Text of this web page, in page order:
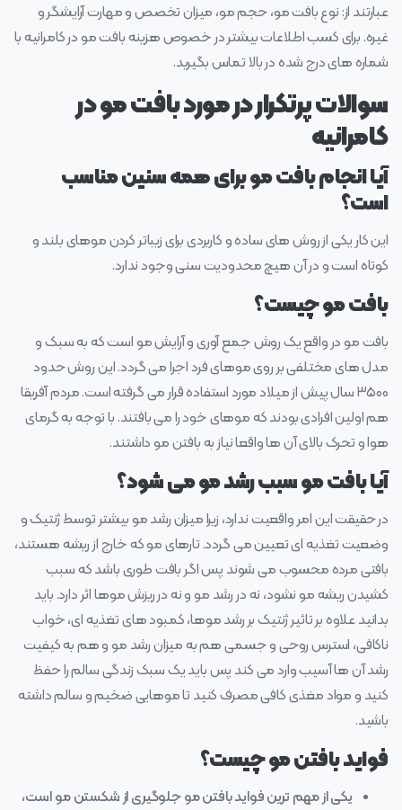
عبارتند از: نوع بافت مو، حجم مو، میزان تخصص و مهارت آرایشگر و
غیره. برای کسب اطلاعات بیشتر در خصوص هزینه بافت مو در کامرانیه با
شماره های درج شده در بالا تماس بگیرید.
سوالات پرتکرار در مورد بافت مو در
کامرانیه
آیا انجام بافت مو برای همه سنین مناسب
است؟
این کار یکی از روش‌ های ساده و کاربردی برای زیباتر کردن موهای بلند و
کوتاه است و در آن هیچ محدودیت سنی وجود ندارد.
بافت مو چیست؟
بافت مو در واقع یک روش جمع آوری و آرایش مو است که به سبک و
مدل‌ های مختلفی بر روی موهای فرد اجرا می‌ گردد. این روش حدود
۳۵۰۰ سال پیش از میلاد مورد استفاده قرار می‌ گرفته است. مردم آفریقا
هم اولین افرادی بودند که موهای خود را می‌ بافتند. با توجه به گرمای
هوا و تحرک بالای آن ها واقعا نیاز به بافتن مو داشتند.
آیا بافت مو سبب رشد مو می شود؟
در حقیقت این امر واقعیت ندارد، زیرا میزان رشد مو بیشتر توسط ژنتیک و
وضعیت تغذیه ای تعیین می گردد. تارهای مو که خارج از ریشه هستند،
بافتی مرده محسوب می شوند پس اگر بافت طوری باشد که سبب
کشیدن ریشه مو نشود، نه در رشد مو و نه در ریزش موها اثر دارد. باید
بدانید علاوه بر تاثیر ژنتیک بر رشد موها، کمبود های تغذیه ای، خواب
ناکافی، استرس روحی و جسمی هم به میزان رشد مو و هم به کیفیت
رشد آن ها آسیب وارد می کند پس باید یک سبک زندگی سالم را حفظ
کنید و مواد مغذی کافی مصرف کنید تا موهایی ضخیم و سالم داشته
باشید.
فواید بافتن مو چیست؟
یکی از مهم ترین فواید بافتن مو جلوگیری از شکستن مو است،